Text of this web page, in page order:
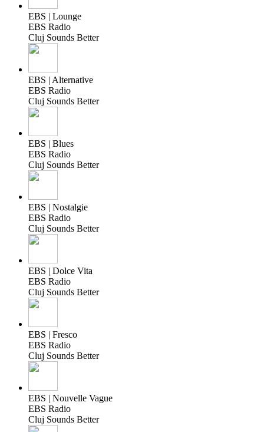
EBS | Lounge
EBS Radio
Cluj Sounds Better
EBS | Alternative
EBS Radio
Cluj Sounds Better
EBS | Blues
EBS Radio
Cluj Sounds Better
EBS | Nostalgie
EBS Radio
Cluj Sounds Better
EBS | Dolce Vita
EBS Radio
Cluj Sounds Better
EBS | Fresco
EBS Radio
Cluj Sounds Better
EBS | Nouvelle Vague
EBS Radio
Cluj Sounds Better